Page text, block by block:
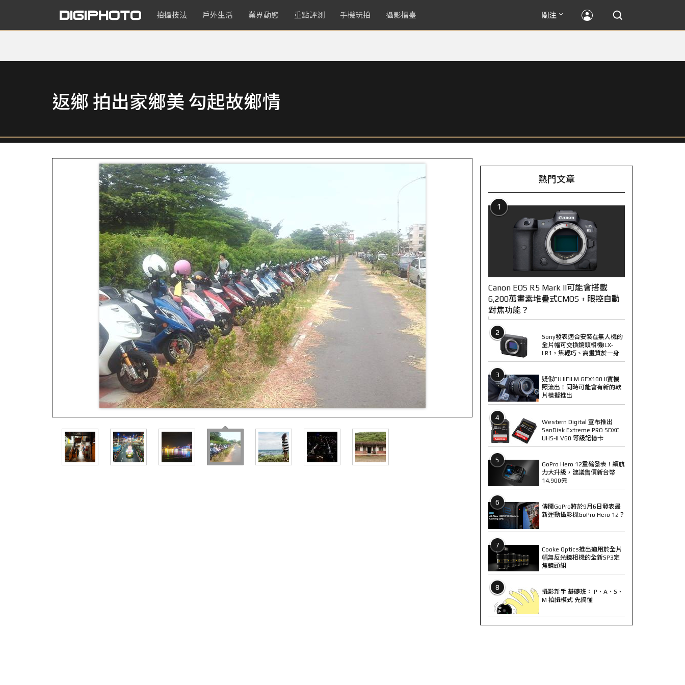
拍攝技法 戶外生活 業界動態 重點評測 手機玩拍 攝影擂臺 關注
返鄉 拍出家鄉美 勾起故鄉情
熱門文章
1
Canon EOS R5 Mark II可能會搭載
6,200萬畫素堆疊式CMOS + 眼控自動
對焦功能？
2
Sony發表適合安裝在無人機的
全片幅可交換鏡頭相機ILX-
LR1，集輕巧、高畫質於一身
3
疑似FUJIFILM GFX100 II實機
照流出！同時可能會有新的軟
片模擬推出
4
Western Digital 宣布推出
SanDisk Extreme PRO SDXC
UHS-II V60 等級記憶卡
5
GoPro Hero 12重磅發表！續航
力大升級，建議售價新台幣
14,900元
6
傳聞GoPro將於9月6日發表最
新運動攝影機GoPro Hero 12？
7
Cooke Optics推出適用於全片
幅無反光鏡相機的全新SP3定
焦鏡頭組
8
攝影新手 基礎班： P、A、S、
M 拍攝模式 先搞懂